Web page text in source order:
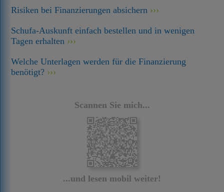
Risiken bei Finanzierungen absichern
Schufa-Auskunft einfach bestellen und in wenigen
Tagen erhalten
Welche Unterlagen werden für die Finanzierung
benötigt?
Scannen Sie mich...
...und lesen mobil weiter!